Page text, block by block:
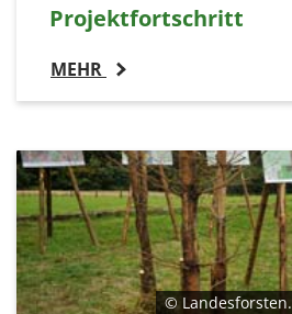
Projektfortschritt
MEHR
©